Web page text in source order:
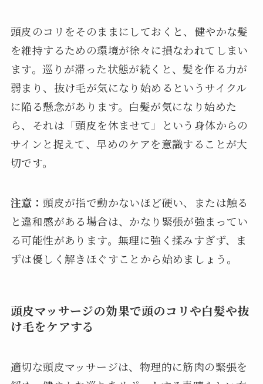
頭皮のコリをそのままにしておくと、健やかな髪
を維持するための環境が徐々に損なわれてしまい
ます。巡りが滞った状態が続くと、髪を作る力が
弱まり、抜け毛が気になり始めるというサイクル
に陥る懸念があります。白髪が気になり始めた
ら、それは「頭皮を休ませて」という身体からの
サインと捉えて、早めのケアを意識することが大
切です。
注意：頭皮が指で動かないほど硬い、または触る
と違和感がある場合は、かなり緊張が強まってい
る可能性があります。無理に強く揉みすぎず、ま
ずは優しく解きほぐすことから始めましょう。
頭皮マッサージの効果で頭のコリや白髪や抜
け毛をケアする
適切な頭皮マッサージは、物理的に筋肉の緊張を